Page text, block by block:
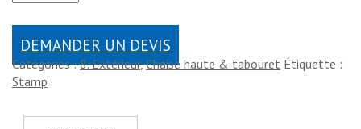
DEMANDER UN DEVIS
Catégories :8. Extérieur,Chaise haute & tabouret Étiquette :
Stamp